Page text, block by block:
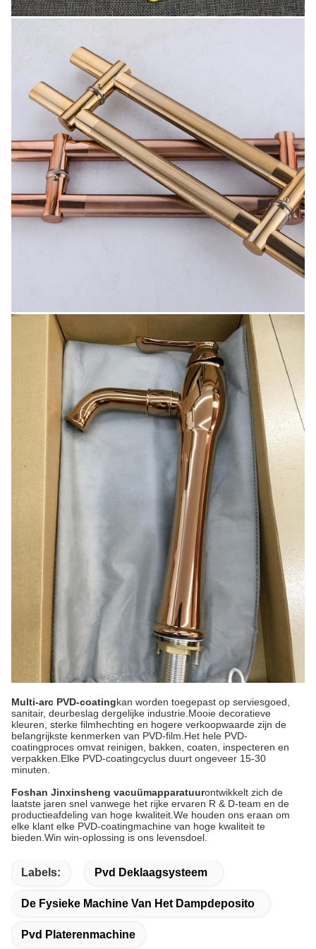
Multi-arc PVD-coatingkan worden toegepast op serviesgoed,
sanitair, deurbeslag dergelijke industrie.Mooie decoratieve
kleuren, sterke filmhechting en hogere verkoopwaarde zijn de
belangrijkste kenmerken van PVD-film.Het hele PVD-
coatingproces omvat reinigen, bakken, coaten, inspecteren en
verpakken.Elke PVD-coatingcyclus duurt ongeveer 15-30
minuten.
Foshan Jinxinsheng vacuümapparatuurontwikkelt zich de
laatste jaren snel vanwege het rijke ervaren R & D-team en de
productieafdeling van hoge kwaliteit.We houden ons eraan om
elke klant elke PVD-coatingmachine van hoge kwaliteit te
bieden.Win win-oplossing is ons levensdoel.
Labels: Pvd Deklaagsysteem
De Fysieke Machine Van Het Dampdeposito
Pvd Platerenmachine